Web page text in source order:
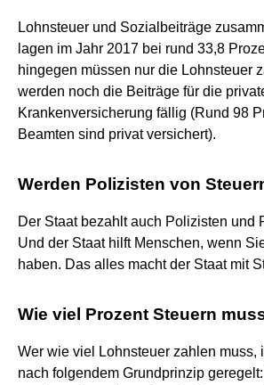
Lohnsteuer und Sozialbeiträge
lagen im Jahr 2017 bei rund 33,8
hingegen müssen nur die Lohnsteuer
werden noch die Beiträge für die
Krankenversicherung fällig (Rund 98
Beamten sind privat versichert).
Werden Polizisten von
Der Staat bezahlt auch Polizisten und
Und der Staat hilft Menschen, wenn
haben. Das alles macht der Staat mit
Wie viel Prozent Steuern
Wer wie viel Lohnsteuer zahlen muss,
nach folgendem Grundprinzip